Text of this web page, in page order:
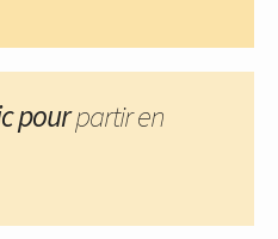
pourpartir en